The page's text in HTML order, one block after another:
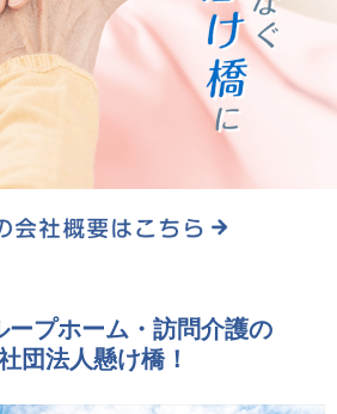
ープホーム・訪問介護の
団法人懸け橋！